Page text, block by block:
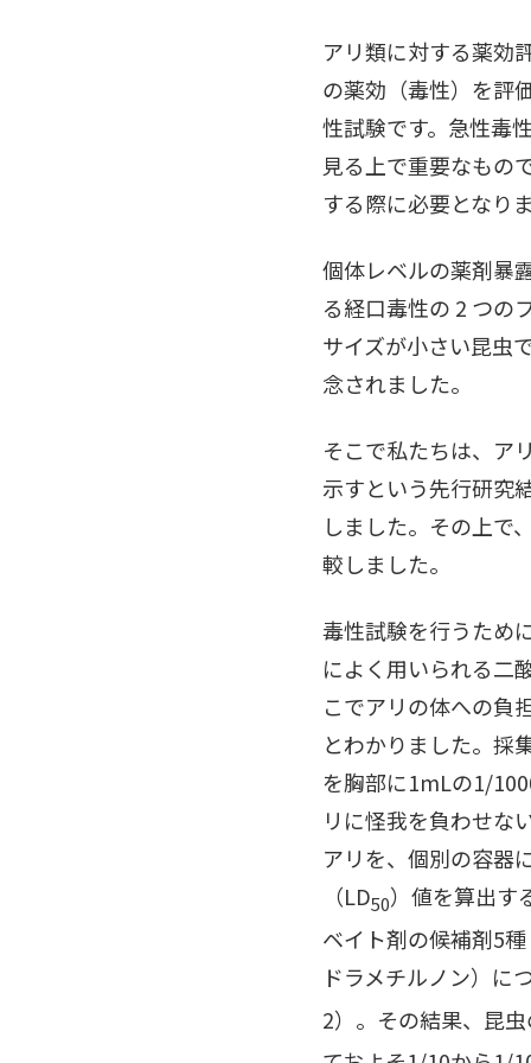
アリ類に対する薬効
の薬効（毒性）を評
性試験です。急性毒
見る上で重要なもの
する際に必要となり
個体レベルの薬剤暴
る経口毒性の 2 つの
サイズが小さい昆虫
念されました。
そこで私たちは、ア
示すという先行研究
しました。その上で
較しました。
毒性試験を行うため
によく用いられる二
こでアリの体への負
とわかりました。採
を胸部に1mLの1/
リに怪我を負わせな
アリを、個別の容器
（LD50）値を算出す
ベイト剤の候補剤5
ドラメチルノン）に
2）。その結果、昆